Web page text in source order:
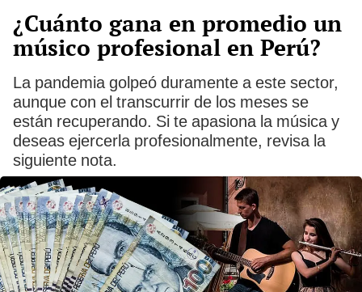
¿Cuánto gana en promedio un
músico profesional en Perú?
La pandemia golpeó duramente a este sector,
aunque con el transcurrir de los meses se
están recuperando. Si te apasiona la música y
deseas ejercerla profesionalmente, revisa la
siguiente nota.